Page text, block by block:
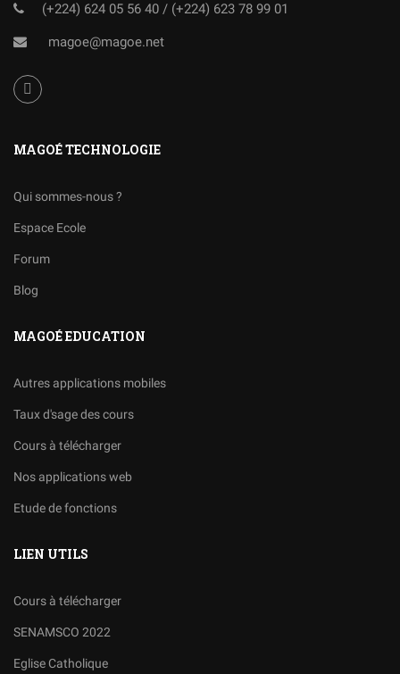
(+224) 624 05 56 40 / (+224) 623 78 99 01
magoe@magoe.net
MAGOÉ TECHNOLOGIE
Qui sommes-nous ?
Espace Ecole
Forum
Blog
MAGOÉ EDUCATION
Autres applications mobiles
Taux d'sage des cours
Cours à télécharger
Nos applications web
Etude de fonctions
LIEN UTILS
Cours à télécharger
SENAMSCO 2022
Eglise Catholique